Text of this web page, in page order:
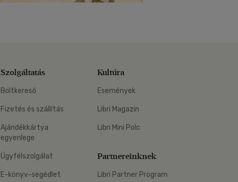
Szolgáltatás
Boltkereső
Fizetés és szállítás
Ajándékkártya
egyenlege
Ügyfélszolgálat
E-könyv-segédlet
Kultúra
Események
Libri Magazin
Libri Mini Polc
Partnereinknek
Libri Partner Program